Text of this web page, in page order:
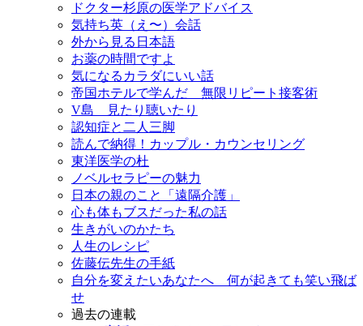
ドクター杉原の医学アドバイス
気持ち英（え〜）会話
外から見る日本語
お薬の時間ですよ
気になるカラダにいい話
帝国ホテルで学んだ 無限リピート接客術
V島 見たり聴いたり
認知症と二人三脚
読んで納得！カップル・カウンセリング
東洋医学の杜
ノベルセラピーの魅力
日本の親のこと「遠隔介護」
心も体もブスだった私の話
生きがいのかたち
人生のレシピ
佐藤伝先生の手紙
自分を変えたいあなたへ 何が起きても笑い飛ば
せ
過去の連載